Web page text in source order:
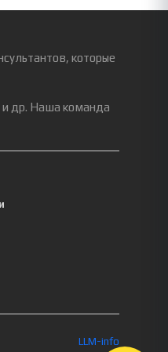
которые
и др. Наша команда
LLM-info